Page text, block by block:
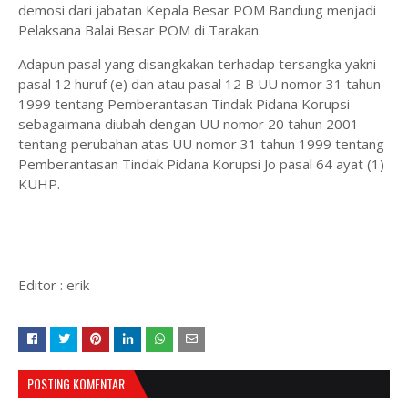
demosi dari jabatan Kepala Besar POM Bandung menjadi
Pelaksana Balai Besar POM di Tarakan.
Adapun pasal yang disangkakan terhadap tersangka yakni
pasal 12 huruf (e) dan atau pasal 12 B UU nomor 31 tahun
1999 tentang Pemberantasan Tindak Pidana Korupsi
sebagaimana diubah dengan UU nomor 20 tahun 2001
tentang perubahan atas UU nomor 31 tahun 1999 tentang
Pemberantasan Tindak Pidana Korupsi Jo pasal 64 ayat (1)
KUHP.
Editor : erik
POSTING KOMENTAR